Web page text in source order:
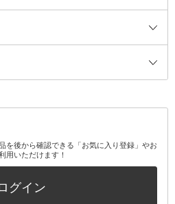
を後から確認できる「お気に入り登録」やお
用いただけます！
グイン